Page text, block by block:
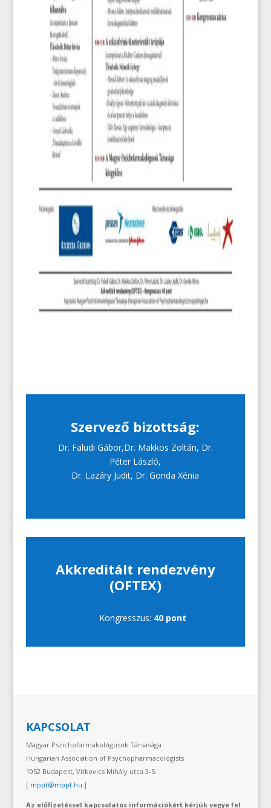
Szervező bizottság:
Dr. Faludi Gábor,Dr. Makkos Zoltán, Dr.
Péter László,
Dr. Lazáry Judit, Dr. Gonda Xénia
Akkreditált rendezvény
(OFTEX)
Kongresszus: 40 pont
KAPCSOLAT
Magyar Pszichofarmakológusok Társasága
Hungarian Association of Psychopharmacologists
1052 Budapest, Vitkovics Mihály utca 3-5.
[ mppt@mppt.hu ]
Az előfizetéssel kapcsolatos információkért kérjük vegye fel